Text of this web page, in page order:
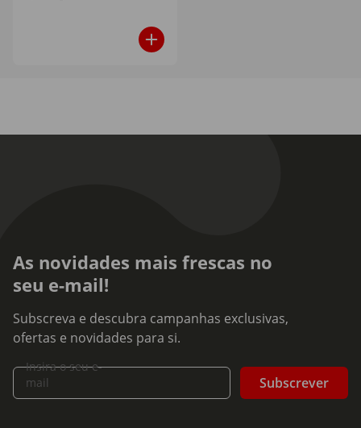
As novidades mais frescas no
seu e-mail!
Subscreva e descubra campanhas exclusivas,
ofertas e novidades para si.
Insira o seu e-
mail
Subscrever